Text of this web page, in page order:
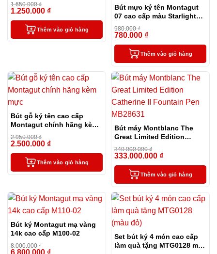
1.650.000₫
1.250.000 ₫
Thêm vào giỏ hàng
Bút mực ký tên Montagut
07 cao cấp màu Starlight
làm quà tặng sếp – tặng
kèm 1 lọ mực
980.000₫
780.000 ₫
Thêm vào giỏ hàng
Bút gỗ ký tên cao cấp
Montagut chính hãng kèm
mực
2.950.000₫
2.500.000 ₫
Thêm vào giỏ hàng
Bút máy Montblanc The
Great Limited Edition
Catherine II Fountain Pen
MB28631
340.000.000₫
333.000.000 ₫
Thêm vào giỏ hàng
Bút ký Montagut mạ vàng
14k cao cấp M100-02
8.000.000₫
Set bút ký 4 món cao cấp
làm quà tặng MTG0128 màu